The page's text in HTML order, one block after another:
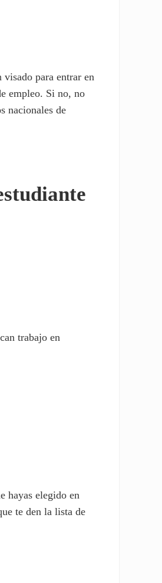
visado para entrar en
empleo. Si no, no
nacionales de
trabajo en
hayas elegido en
te den la lista de